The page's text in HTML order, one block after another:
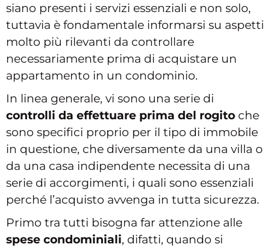
siano presenti i servizi essenziali e non solo,
tuttavia è fondamentale informarsi su aspetti
molto più rilevanti da controllare
necessariamente prima di acquistare un
appartamento in un condominio.
In linea generale, vi sono una serie di
controlli da effettuare prima del rogito che
sono specifici proprio per il tipo di immobile
in questione, che diversamente da una villa o
da una casa indipendente necessita di una
serie di accorgimenti, i quali sono essenziali
perché l’acquisto avvenga in tutta sicurezza.
Primo tra tutti bisogna far attenzione alle
spese condominiali, difatti, quando si